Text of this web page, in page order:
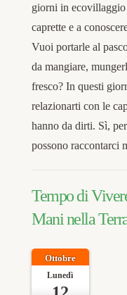
giorni in ecovillaggio
caprette e a
Vuoi portarle al
da mangiare,
fresco? In questi
relazionarti con le
hanno da dirti. Sì,
possono
Tempo di
Mani nella
Ottobre
Lunedì